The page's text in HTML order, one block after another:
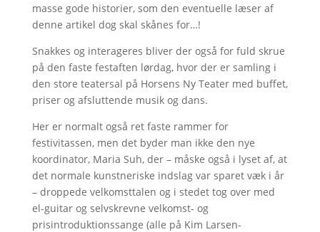
masse gode historier, som den eventuelle læser af
denne artikel dog skal skånes for…!
Snakkes og interageres bliver der også for fuld skrue
på den faste festaften lørdag, hvor der er samling i
den store teatersal på Horsens Ny Teater med buffet,
priser og afsluttende musik og dans.
Her er normalt også ret faste rammer for
festivitassen, men det byder man ikke den nye
koordinator, Maria Suh, der – måske også i lyset af, at
det normale kunstneriske indslag var sparet væk i år
– droppede velkomsttalen og i stedet tog over med
el-guitar og selvskrevne velkomst- og
prisintroduktionssange (alle på Kim Larsen-